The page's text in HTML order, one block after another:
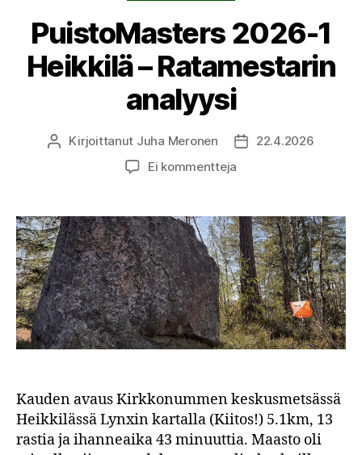
PuistoMasters 2026-1
Heikkilä – Ratamestarin
analyysi
Kirjoittaja
Kirjoittanut Juha Meronen Julkaisupäivämäärä
22.4.2026
Ei kommentteja
1
Heikkilä
–
Ratamestarin
analyysi
Kauden avaus Kirkkonummen keskusmetsässä
Heikkilässä Lynxin kartalla (Kiitos!) 5.1km, 13
rastia ja ihanneaika 43 minuuttia. Maasto oli